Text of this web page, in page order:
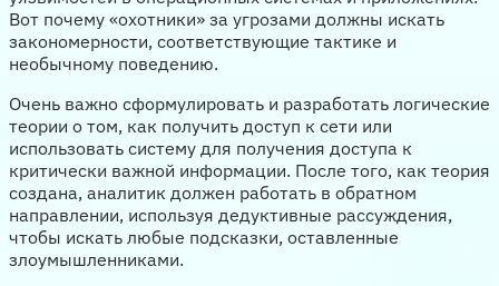
Вот почему «охотники» за угрозами должны искать
закономерности, соответствующие тактике и
необычному поведению.
Очень важно сформулировать и разработать логические
теории о том, как получить доступ к сети или
использовать систему для получения доступа к
критически важной информации. После того, как теория
создана, аналитик должен работать в обратном
направлении, используя дедуктивные рассуждения,
чтобы искать любые подсказки, оставленные
злоумышленниками.